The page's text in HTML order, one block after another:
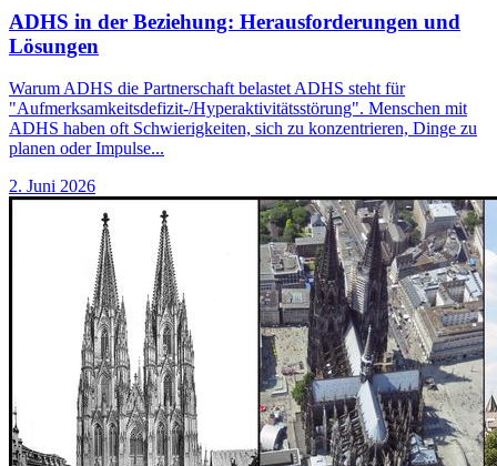
ADHS in der Beziehung: Herausforderungen und
Lösungen
Warum ADHS die Partnerschaft belastet ADHS steht für
"Aufmerksamkeitsdefizit-/Hyperaktivitätsstörung". Menschen mit
ADHS haben oft Schwierigkeiten, sich zu konzentrieren, Dinge zu
planen oder Impulse...
2. Juni 2026